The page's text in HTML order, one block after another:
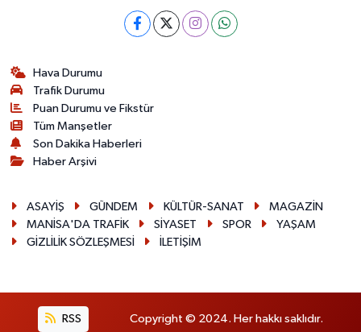
Hava Durumu
Trafik Durumu
Puan Durumu ve Fikstür
Tüm Manşetler
Son Dakika Haberleri
Haber Arşivi
ASAYİŞ GÜNDEM KÜLTÜR-SANAT
MAGAZİN
MANİSA'DA TRAFİK
SİYASET SPOR
YAŞAM
GİZLİLİK SÖZLEŞMESİ
İLETİŞİM
RSS Copyright © 2024. Her hakkı saklıdır.